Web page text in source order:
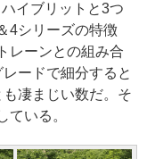
イブリットと3つ
4シリーズの特徴
レーンとの組み合
ードで細分すると
凄まじい数だ。そ
ている。